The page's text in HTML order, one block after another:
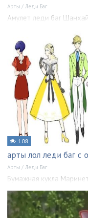
Арты / Леди Баг
Амулет леди баг
108
арты лол леди баг с
Арты / Леди Баг
Бумажная кукла